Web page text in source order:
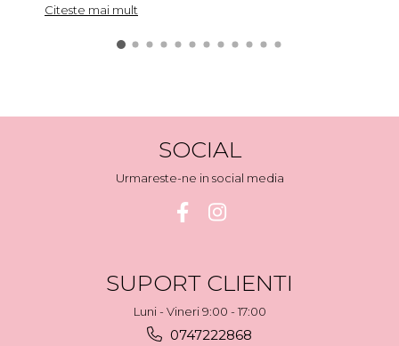
Citeste mai mult
SOCIAL
Urmareste-ne in social media
SUPORT CLIENTI
Luni - Vineri 9:00 - 17:00
0747222868